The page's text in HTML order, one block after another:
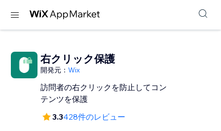
右クリック保護
開発元：Wix
訪問者の右クリックを防止してコン
テンツを保護
3.3428件のレビュー